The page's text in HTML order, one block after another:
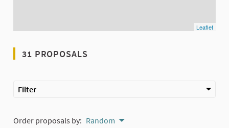
Leaflet
31 PROPOSALS
Filter
Order proposals by: Random